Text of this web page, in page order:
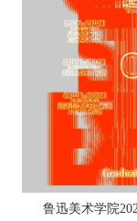
鲁迅美术学院